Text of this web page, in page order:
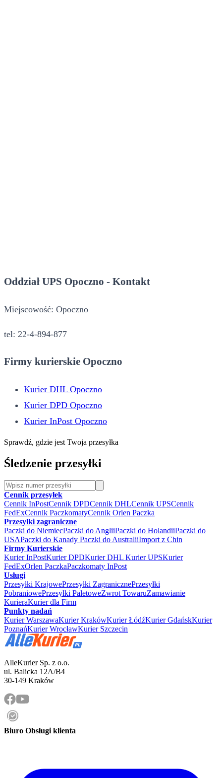
Oddział UPS Opoczno - Kontakt
Miejscowość: Opoczno
tel: 22-4-894-877
Firmy kurierskie Opoczno
Kurier DHL Opoczno
Kurier DPD Opoczno
Kurier InPost Opoczno
Sprawdź, gdzie jest Twoja przesyłka
Śledzenie przesyłki
Cennik przesyłek
Cennik InPostCennik DPDCennik DHLCennik UPSCennik
FedExCennik PaczkomatyCennik Orlen Paczka
Przesyłki zagraniczne
Paczki do NiemiecPaczki do AngliiPaczki do HolandiiPaczki do
USAPaczki do Kanady Paczki do AustraliiImport z Chin
Firmy Kurierskie
Kurier InPostKurier DPDKurier DHL Kurier UPSKurier
FedExOrlen PaczkaPaczkomaty InPost
Usługi
Przesyłki KrajowePrzesyłki ZagranicznePrzesyłki
PobraniowePrzesyłki PaletoweZwrot TowaruZamawianie
KurieraKurier dla Firm
Punkty nadań
Kurier WarszawaKurier KrakówKurier ŁódźKurier GdańskKurier
PoznańKurier WrocławKurier Szczecin
AlleKurier Sp. z o.o.
ul. Balicka 12A/B4
30-149 Kraków
Biuro Obsługi klienta